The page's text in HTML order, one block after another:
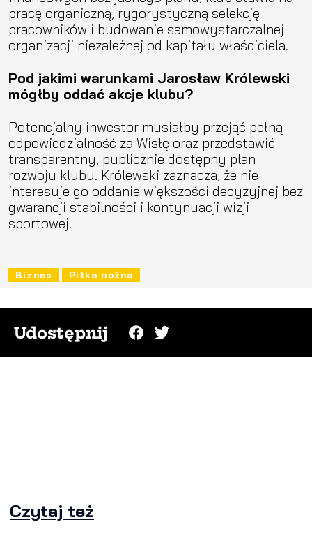
pracę organiczną, rygorystyczną selekcję
pracowników i budowanie samowystarczalnej
organizacji niezależnej od kapitału właściciela.
Pod jakimi warunkami Jarosław Królewski
mógłby oddać akcje klubu?
Potencjalny inwestor musiałby przejąć pełną
odpowiedzialność za Wisłę oraz przedstawić
transparentny, publicznie dostępny plan
rozwoju klubu. Królewski zaznacza, że nie
interesuje go oddanie większości decyzyjnej bez
gwarancji stabilności i kontynuacji wizji
sportowej.
Biznes Piłka nożna
Udostępnij
Czytaj też